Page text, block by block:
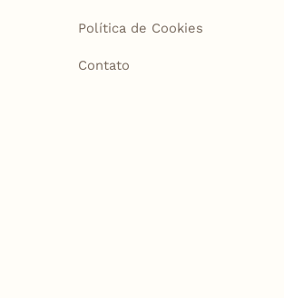
Política de Cookies
Contato